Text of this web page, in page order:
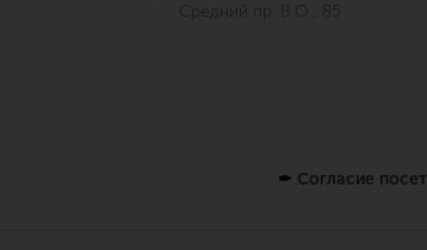
Средний пр. В.О., 85
✒ Согласие